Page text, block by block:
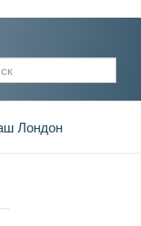
поиска
Лондон